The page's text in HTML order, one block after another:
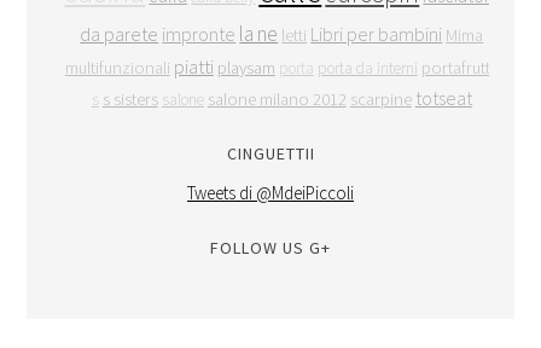
da parete impronte la ne letti Libri per bambini Mima
multifunzionali piatti playsam porta porta da interni portafrutta
s s sisters salone salone milano 2012 scarpine totseat
CINGUETTII
Tweets di @MdeiPiccoli
FOLLOW US G+